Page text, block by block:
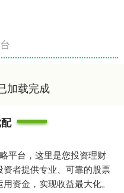
加载完成
平台，这里是您投资理财
者提供专业、可靠的股票
资金，实现收益最大化。